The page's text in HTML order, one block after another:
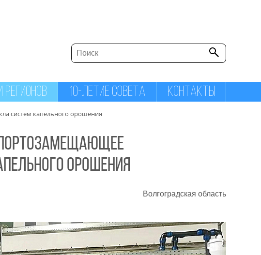
РЕГИОНОВ 10-ЛЕТИЕ СОВЕТА КОНТАКТЫ
систем капельного орошения
орошения
Волгоградская область